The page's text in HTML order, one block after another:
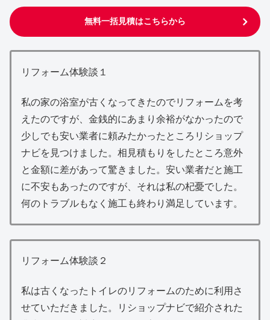
無料一括見積はこちらから
リフォーム体験談１
私の家の浴室が古くなってきたのでリフォームを考
えたのですが、金銭的にあまり余裕がなかったので
少しでも安い業者に頼みたかったところリショップ
ナビを見つけました。相見積もりをしたところ意外
と金額に差があって驚きました。安い業者だと施工
に不安もあったのですが、それは私の杞憂でした。
何のトラブルもなく施工も終わり満足しています。
リフォーム体験談２
私は古くなったトイレのリフォームのために利用さ
せていただきました。リショップナビで紹介された